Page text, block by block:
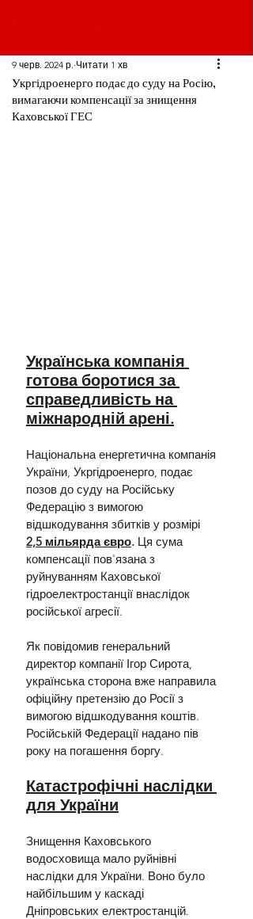
Укргідроенерго подає до суду на Росію,
вимагаючи компенсації за знищення
Каховської ГЕС
9 черв. 2024 р. Читати 1 хв
Українська компанія
готова боротися за
справедливість на
міжнародній арені.
Національна енергетична компанія
України, Укргідроенерго, подає
позов до суду на Російську
Федерацію з вимогою
відшкодування збитків у розмірі
2,5 мільярда євро. Ця сума
компенсації пов'язана з
руйнуванням Каховської
гідроелектростанції внаслідок
російської агресії.
Як повідомив генеральний
директор компанії Ігор Сирота,
українська сторона вже направила
офіційну претензію до Росії з
вимогою відшкодування коштів.
Російській Федерації надано пів
року на погашення боргу.
Катастрофічні наслідки
для України
Знищення Каховського
водосховища мало руйнівні
наслідки для України. Воно було
найбільшим у каскаді
Дніпровських електростанцій.